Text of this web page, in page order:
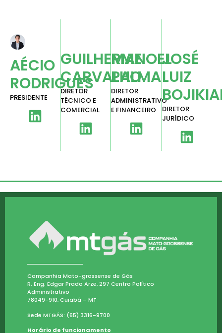
AÉCIO
RODRIGUES
PRESIDENTE
GUILHERME
CARVALHO
DIRETOR
TÉCNICO E
COMERCIAL
MANOEL
PALMA
DIRETOR
ADMINISTRATIVO
E FINANCEIRO
JOSÉ
LUIZ
DIRETOR
JURÍDICO
Companhia Mato-grossense de Gás
R. Eng. Edgar Prado Arze, 297 Centro Político
Administrativo
78049-910, Cuiabá – MT
Sede MTGÁS: (65) 3316-9700
Horário de funcionamento